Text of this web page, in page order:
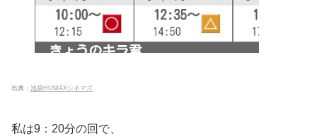
出典： 池袋HUMAXシネマズ
私は9：20分の回で、